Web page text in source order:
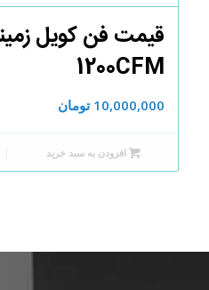
قیمت فن کویل
1200CFM
10,000,000 تومان
افزودن به سبد خرید